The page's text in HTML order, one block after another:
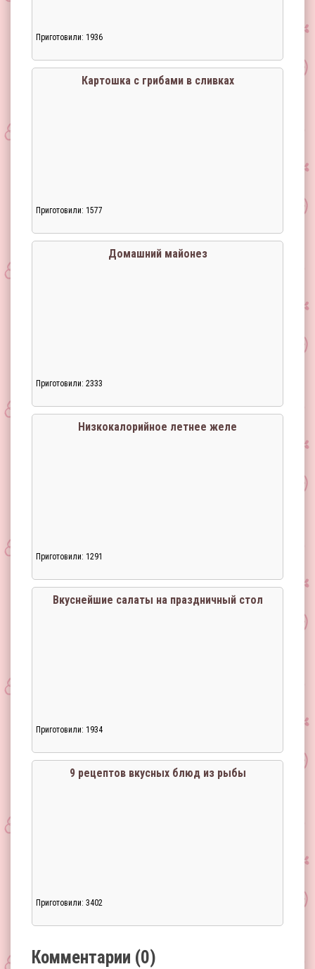
Приготовили: 1936
Картошка с грибами в сливках
Приготовили: 1577
Домашний майонез
Приготовили: 2333
Низкокалорийное летнее желе
Приготовили: 1291
Вкуснейшие салаты на праздничный стол
Приготовили: 1934
9 рецептов вкусных блюд из рыбы
Приготовили: 3402
Комментарии (0)